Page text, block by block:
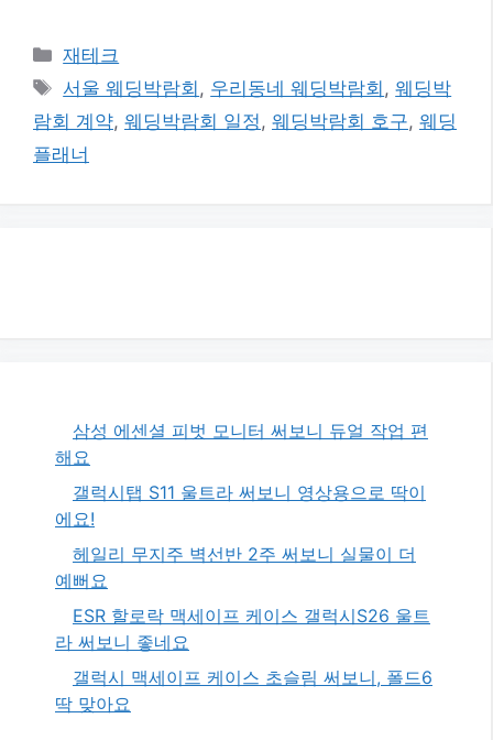
카
테
리
재테크
태
그
서울 웨딩박람회 , 우리동네 웨딩박람회 ,웨딩박
람회 계약, 웨딩박람회 일정, 웨딩박람회 호구, 웨딩
플래너
삼성 에센셜 피벗 모니터 써보니 듀얼 작업 편
해요
갤럭시탭 S11 울트라 써보니 영상용으로 딱이
에요!
헤일리 무지주 벽선반 2주 써보니 실물이 더
예뻐요
ESR 할로락 맥세이프 케이스 갤럭시S26 울트
라 써보니 좋네요
갤럭시 맥세이프 케이스 초슬림 써보니, 폴드6
딱 맞아요